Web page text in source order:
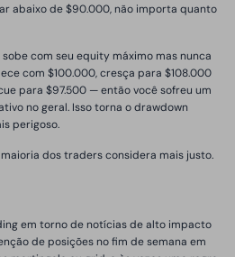
abaixo de $90.000, não importa quanto
sobe com seu equity máximo mas nunca
com $100.000, cresça para $108.000
para $97.500 — então você sofreu um
no geral. Isso torna o drawdown
perigoso.
dos traders considera mais justo.
em torno de notícias de alto impacto
de posições no fim de semana em